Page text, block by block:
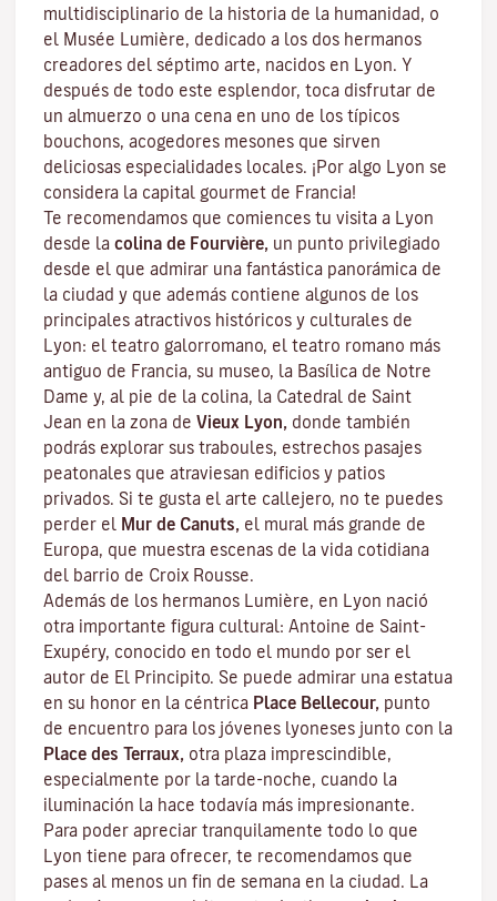
multidisciplinario de la historia de la humanidad, o
el Musée Lumière, dedicado a los dos hermanos
creadores del séptimo arte, nacidos en Lyon. Y
después de todo este esplendor, toca disfrutar de
un almuerzo o una cena en uno de los típicos
bouchons, acogedores mesones que sirven
deliciosas especialidades locales. ¡Por algo Lyon se
considera la capital gourmet de Francia!
Te recomendamos que comiences tu visita a Lyon
desde la colina de Fourvière, un punto privilegiado
desde el que admirar una fantástica panorámica de
la ciudad y que además contiene algunos de los
principales atractivos históricos y culturales de
Lyon: el teatro galorromano, el teatro romano más
antiguo de Francia, su museo, la Basílica de Notre
Dame y, al pie de la colina, la Catedral de Saint
Jean en la zona de Vieux Lyon, donde también
podrás explorar sus traboules, estrechos pasajes
peatonales que atraviesan edificios y patios
privados. Si te gusta el arte callejero, no te puedes
perder el Mur de Canuts, el mural más grande de
Europa, que muestra escenas de la vida cotidiana
del barrio de Croix Rousse.
Además de los hermanos Lumière, en Lyon nació
otra importante figura cultural: Antoine de Saint-
Exupéry, conocido en todo el mundo por ser el
autor de El Principito. Se puede admirar una estatua
en su honor en la céntrica Place Bellecour, punto
de encuentro para los jóvenes lyoneses junto con la
Place des Terraux, otra plaza imprescindible,
especialmente por la tarde-noche, cuando la
iluminación la hace todavía más impresionante.
Para poder apreciar tranquilamente todo lo que
Lyon tiene para ofrecer, te recomendamos que
pases al menos un fin de semana en la ciudad. La